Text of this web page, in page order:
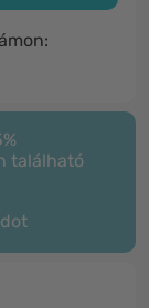
található